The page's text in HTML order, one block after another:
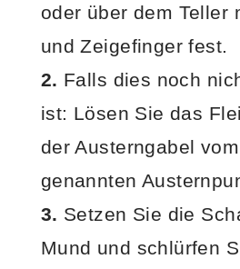
oder über dem Teller
und Zeigefinger fest.
2. Falls dies noch
ist: Lösen Sie das
der Austerngabel
genannten
3. Setzen Sie die
Mund und schlürfen